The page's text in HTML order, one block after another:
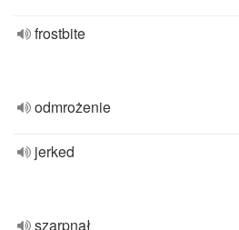
frostbite
odmrożenie
jerked
szarpnął